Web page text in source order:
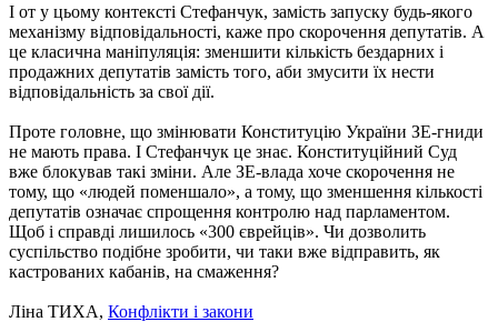
І от у цьому контексті Стефанчук, замість запуску будь-якого
механізму відповідальності, каже про скорочення депутатів. А
це класична маніпуляція: зменшити кількість бездарних і
продажних депутатів замість того, аби змусити їх нести
відповідальність за свої дії.
Проте головне, що змінювати Конституцію України ЗЕ-гниди
не мають права. І Стефанчук це знає. Конституційний Суд
вже блокував такі зміни. Але ЗЕ-влада хоче скорочення не
тому, що «людей поменшало», а тому, що зменшення кількості
депутатів означає спрощення контролю над парламентом.
Щоб і справді лишилось «300 єврейців». Чи дозволить
суспільство подібне зробити, чи таки вже відправить, як
кастрованих кабанів, на смаження?
Ліна ТИХА, Конфлікти і закони